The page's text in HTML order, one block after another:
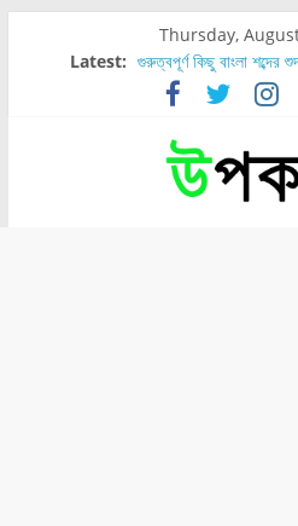
Thursday,
Latest: গুরুত্বপূর্ণ কিছু বাংলা শব্দের
শরীরের কোন অংশে বেডসোর
নাসাল টিউব কতদিন রাখা যায়?
রোগীর পিঠ, কোমর এবং
পার্সিমন ফলের স্বাস্থ্য ও